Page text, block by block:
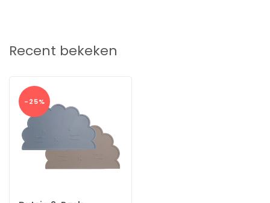
de maaltijden van je kind toevoegen.
Serie:
Inhoud:Set van 2 placemats
Materiaal:Siliconen
Taupe & Pastelblauw
Leeftijdsgroep: 0 tot 5 jaar
EAN Code: 8721022205847
Recent bekeken
-25%